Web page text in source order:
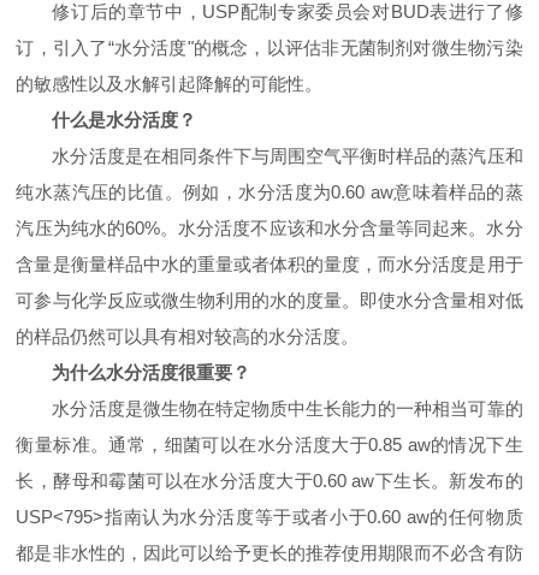
修订后的章节中， USP配制专家委员会对BUD表进行了修
订，引入了“水分活度"的概念，以评估非无菌制剂对微生物污染
的敏感性以及水解引起降解的可能性。
什么是水分活度？
水分活度是在相同条件下与周围空气平衡时样品的蒸汽压和
纯水蒸汽压的比值。例如，水分活度为0.60 aw意味着样品的蒸
汽压为纯水的60%。水分活度不应该和水分含量等同起来。水分
含量是衡量样品中水的重量或者体积的量度，而水分活度是用于
可参与化学反应或微生物利用的水的度量。即使水分含量相对低
的样品仍然可以具有相对较高的水分活度。
为什么水分活度很重要？
水分活度是微生物在特定物质中生长能力的一种相当可靠的
衡量标准。通常，细菌可以在水分活度大于0.85 aw的情况下生
长，酵母和霉菌可以在水分活度大于0.60 aw下生长。新发布的
USP<795>指南认为水分活度等于或者小于0.60 aw的任何物质
都是非水性的，因此可以给予更长的推荐使用期限而不必含有防